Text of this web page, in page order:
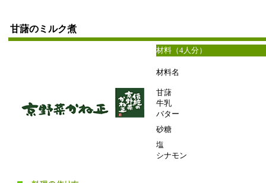
甘藷のミルク煮
材料（4人分）
材料名
甘藷
牛乳
バター
砂糖
塩
シナモン